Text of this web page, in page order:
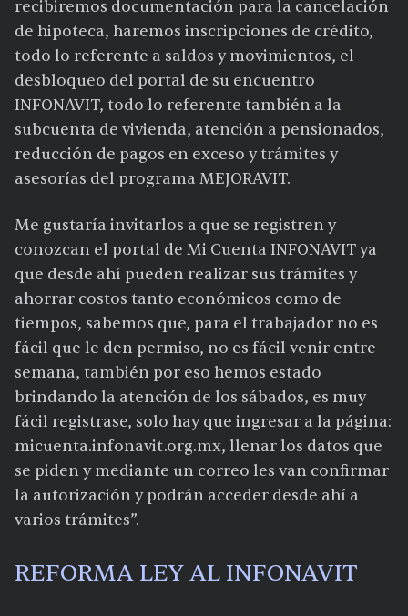
recibiremos documentación para la cancelación
de hipoteca, haremos inscripciones de crédito,
todo lo referente a saldos y movimientos, el
desbloqueo del portal de su encuentro
INFONAVIT, todo lo referente también a la
subcuenta de vivienda, atención a pensionados,
reducción de pagos en exceso y trámites y
asesorías del programa MEJORAVIT.
Me gustaría invitarlos a que se registren y
conozcan el portal de Mi Cuenta INFONAVIT ya
que desde ahí pueden realizar sus trámites y
ahorrar costos tanto económicos como de
tiempos, sabemos que, para el trabajador no es
fácil que le den permiso, no es fácil venir entre
semana, también por eso hemos estado
brindando la atención de los sábados, es muy
fácil registrase, solo hay que ingresar a la página:
micuenta.infonavit.org.mx, llenar los datos que
se piden y mediante un correo les van confirmar
la autorización y podrán acceder desde ahí a
varios trámites”.
REFORMA LEY AL INFONAVIT